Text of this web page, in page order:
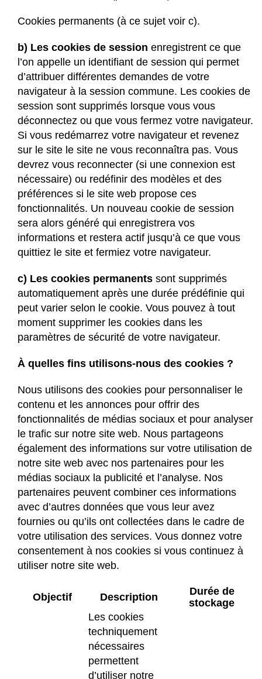
Cookies permanents (à ce sujet voir c).
b) Les cookies de session enregistrent ce que
l’on appelle un identifiant de session qui permet
d’attribuer différentes demandes de votre
navigateur à la session commune. Les cookies de
session sont supprimés lorsque vous vous
déconnectez ou que vous fermez votre navigateur.
Si vous redémarrez votre navigateur et revenez
sur le site le site ne vous reconnaîtra pas. Vous
devrez vous reconnecter (si une connexion est
nécessaire) ou redéfinir des modèles et des
préférences si le site web propose ces
fonctionnalités. Un nouveau cookie de session
sera alors généré qui enregistrera vos
informations et restera actif jusqu’à ce que vous
quittiez le site et fermiez votre navigateur.
c) Les cookies permanentssont supprimés
automatiquement après une durée prédéfinie qui
peut varier selon le cookie. Vous pouvez à tout
moment supprimer les cookies dans les
paramètres de sécurité de votre navigateur.
À quelles fins utilisons-nous des cookies ?
Nous utilisons des cookies pour personnaliser le
contenu et les annonces pour offrir des
fonctionnalités de médias sociaux et pour analyser
le trafic sur notre site web. Nous partageons
également des informations sur votre utilisation de
notre site web avec nos partenaires pour les
médias sociaux la publicité et l’analyse. Nos
partenaires peuvent combiner ces informations
avec d’autres données que vous leur avez
fournies ou qu’ils ont collectées dans le cadre de
votre utilisation des services. Vous donnez votre
consentement à nos cookies si vous continuez à
utiliser notre site web.
Objectif Description
Durée de
stockage
Les cookies
techniquement
nécessaires
permettent
d’utiliser notre